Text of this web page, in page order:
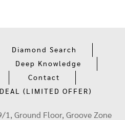
Diamond Search
Deep Knowledge
Contact
(LIMITED OFFER)
1, Ground Floor, Groove Zone